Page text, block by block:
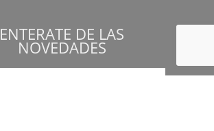
ENTERATE DE LAS
NOVEDADES